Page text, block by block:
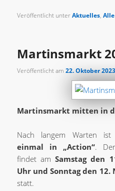
Veröffentlicht unterAktuelles,
Martinsmarkt
Veröffentlicht am22. Oktober 2023
Martinsmarkt mitten in
Nach langem Warten ist
einmal in „Action“.
findet amSamstag den
Uhr und Sonntag den 12.
statt.